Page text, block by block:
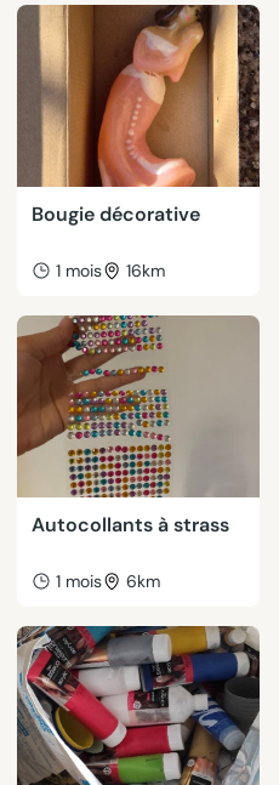
Bougie décorative
1 mois 16km
Autocollants à strass
1 mois 6km